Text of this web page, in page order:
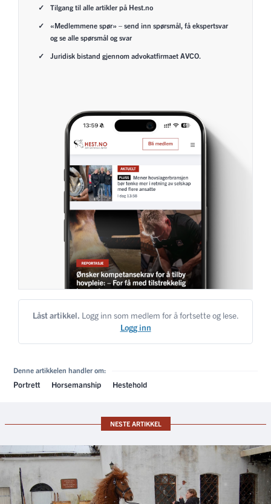
Tilgang til alle artikler på Hest.no
«Medlemmene spør» – send inn spørsmål, få ekspertsvar
og se alle spørsmål og svar
Juridisk bistand gjennom advokatfirmaet AVCO.
Låst artikkel. Logg inn som medlem for å fortsette og lese.
Logg inn
Denne artikkelen handler om:
Portrett Horsemanship Hestehold
NESTE ARTIKKEL